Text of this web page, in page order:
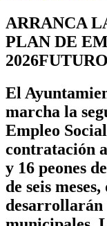
ARRANCA
PLAN DE
2026FUTURO
El
marcha la
Empleo
contratación
y 16 peones
de seis
desarrollarán